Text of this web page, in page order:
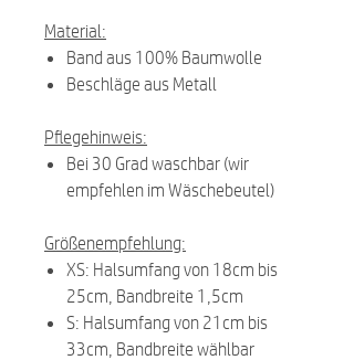
Material:
Band aus 100% Baumwolle
Beschläge aus Metall
Pflegehinweis:
Bei 30 Grad waschbar (wir
empfehlen im Wäschebeutel)
Größenempfehlung:
XS: Halsumfang von 18cm bis
25cm, Bandbreite 1,5cm
S: Halsumfang von 21cm bis
33cm, Bandbreite wählbar